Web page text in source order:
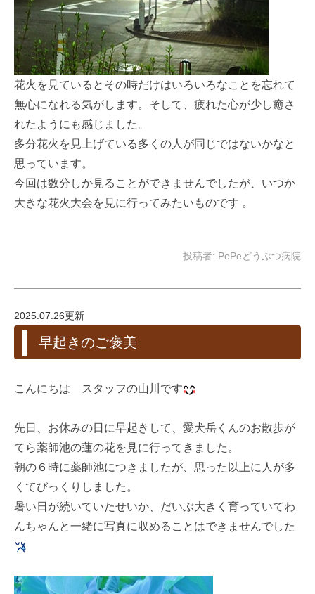
花火を見ているとその時だけはいろいろなことを忘れて
無心になれる気がします。そして、疲れた心が少し癒さ
れたようにも感じました。
多分花火を見上げている多くの人が同じではないかなと
思っています。
今回は数分しか見ることができませんでしたが、いつか
大きな花火大会を見に行ってみたいものです 。
投稿者: PePeどうぶつ病院
2025.07.26更新
早起きのご褒美
こんにちは スタッフの山川です
先日、お休みの日に早起きして、愛犬岳くんのお散歩が
てら薬師池の蓮の花を見に行ってきました。
朝の６時に薬師池につきましたが、思った以上に人が多
くてびっくりしました。
暑い日が続いていたせいか、だいぶ大きく育っていてわ
んちゃんと一緒に写真に収めることはできませんでした